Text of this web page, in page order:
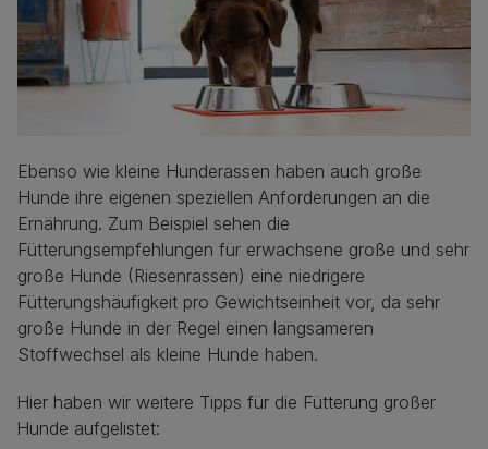
Ebenso wie kleine Hunderassen haben auch große
Hunde ihre eigenen speziellen Anforderungen an die
Ernährung. Zum Beispiel sehen die
Fütterungsempfehlungen für erwachsene große und sehr
große Hunde (Riesenrassen) eine niedrigere
Fütterungshäufigkeit pro Gewichtseinheit vor, da sehr
große Hunde in der Regel einen langsameren
Stoffwechsel als kleine Hunde haben.
Hier haben wir weitere Tipps für die Fütterung großer
Hunde aufgelistet: